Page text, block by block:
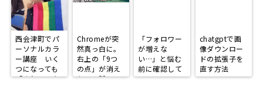
西会津町でパ
ーソナルカラ
ー講座 いく
つになっても
「きれいで在
Chromeが突
然真っ白に。
右上の「9つ
の点」が消え
た日の話
「フォロワー
が増えな
い…」と悩む
前に確認して
ほしい、
chatgptで画
像ダウンロー
ドの拡張子を
直す方法